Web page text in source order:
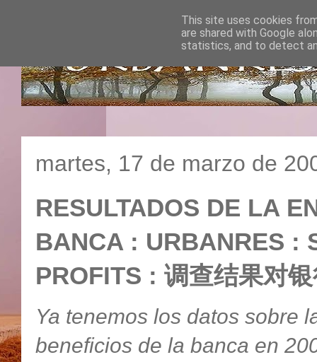
martes, 17 de marzo de
RESULTADOS DE LA
BANCA : URBANRES :
PROFITS : 调查结果对
Ya tenemos los datos sobre
beneficios de la banca en
This site uses cookies
are shared with Google
statistics, and to detect